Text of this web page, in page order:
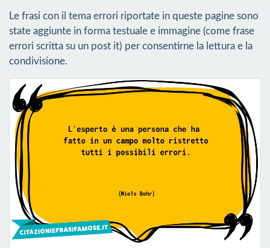
Le frasi con il tema errori riportate in queste pagine sono
state aggiunte in forma testuale e immagine (come frase
errori scritta su un post it) per consentirne la lettura e la
condivisione.